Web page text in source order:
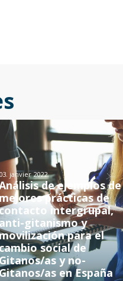
03. janvier 2022.
de ejemplos de
mejores prácticas de
intergrupal,
anti-gitanismo y
para el
social de
Gitanos/as y no-
as en España